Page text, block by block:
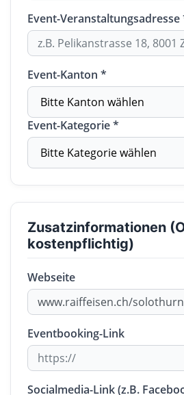
Event-Veranstaltungsadresse
Event-Kanton *
Event-Kategorie *
Zusatzinformationen
kostenpflichtig)
Webseite
Eventbooking-Link
Socialmedia-Link (z.B.